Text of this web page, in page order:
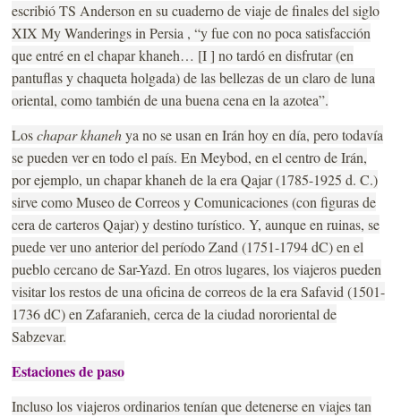
escribió TS Anderson en su cuaderno de viaje de finales del siglo
XIX My Wanderings in Persia , “y fue con no poca satisfacción
que entré en el chapar khaneh… [I ] no tardó en disfrutar (en
pantuflas y chaqueta holgada) de las bellezas de un claro de luna
oriental, como también de una buena cena en la azotea”.
Loschapar khanehya no se usan en Irán hoy en día, pero todavía
se pueden ver en todo el país. En Meybod, en el centro de Irán,
por ejemplo, un chapar khaneh de la era Qajar (1785-1925 d. C.)
sirve como Museo de Correos y Comunicaciones (con figuras de
cera de carteros Qajar) y destino turístico. Y, aunque en ruinas, se
puede ver uno anterior del período Zand (1751-1794 dC) en el
pueblo cercano de Sar-Yazd. En otros lugares, los viajeros pueden
visitar los restos de una oficina de correos de la era Safavid (1501-
1736 dC) en Zafaranieh, cerca de la ciudad nororiental de
Sabzevar.
Estaciones de paso
Incluso los viajeros ordinarios tenían que detenerse en viajes tan